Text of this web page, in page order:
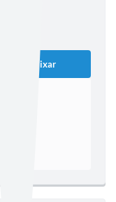
Baixar